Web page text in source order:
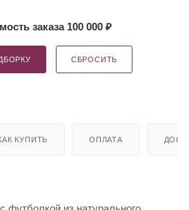
заказа 100 000 ₽
СБРОСИТЬ
КУПИТЬ ОПЛАТА